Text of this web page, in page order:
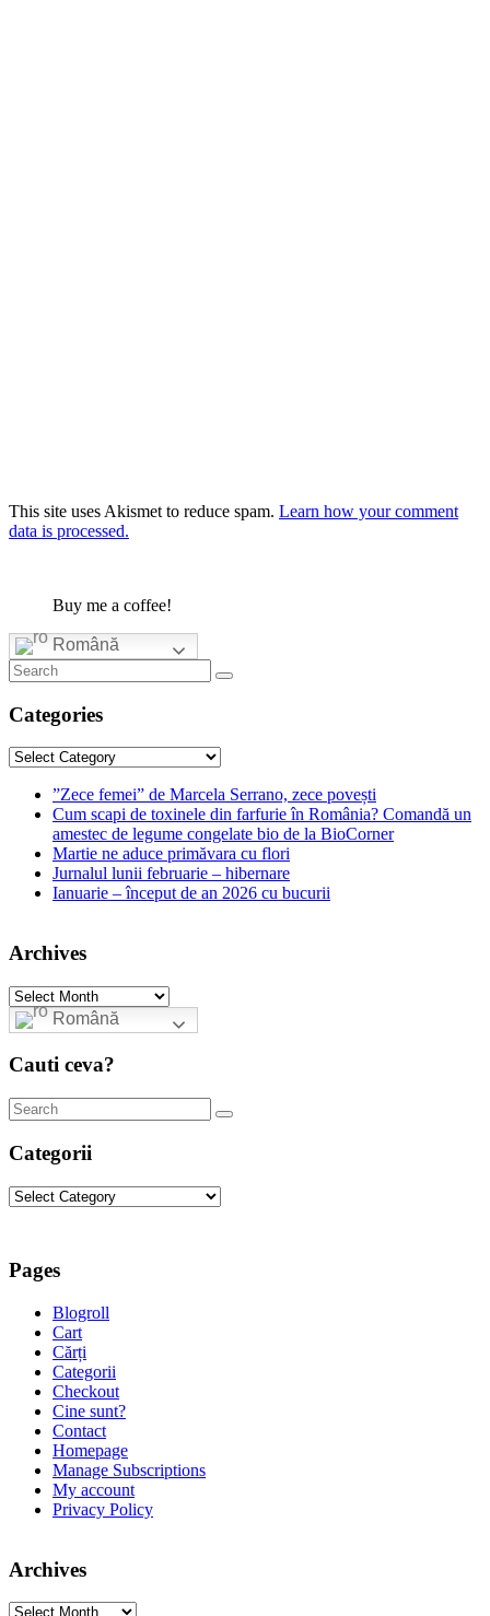
This site uses Akismet to reduce spam. Learn how your comment
data is processed.
Buy me a coffee!
Română
Categories
Categories
”Zece femei” de Marcela Serrano, zece povești
Cum scapi de toxinele din farfurie în România? Comandă un
amestec de legume congelate bio de la BioCorner
Martie ne aduce primăvara cu flori
Jurnalul lunii februarie – hibernare
Ianuarie – început de an 2026 cu bucurii
Archives
Archives
Română
Cauti ceva?
Categorii
Categorii
Pages
Blogroll
Cart
Cărți
Categorii
Checkout
Cine sunt?
Contact
Homepage
Manage Subscriptions
My account
Privacy Policy
Archives
Archives